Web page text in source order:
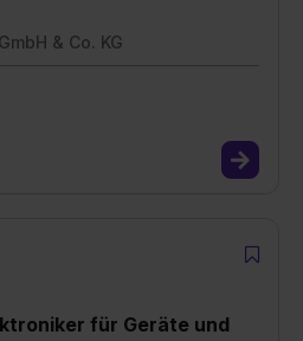
& Co. KG
für Geräte und